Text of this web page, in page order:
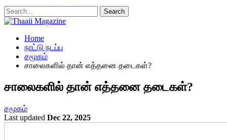
Home
நாட்டு நடப்பு
சமூகம்
சாலைகளில் தான் எத்தனை தடைகள்?
சாலைகளில் தான் எத்தனை தடைகள்?
சமூகம்
Last updated Dec 22, 2025